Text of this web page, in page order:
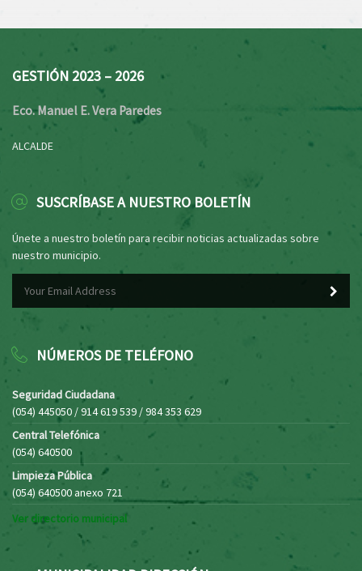
GESTIÓN 2023 – 2026
Eco. Manuel E. Vera Paredes
ALCALDE
SUSCRÍBASE A NUESTRO BOLETÍN
Únete a nuestro boletín para recibir noticias actualizadas sobre
nuestro municipio.
NÚMEROS DE TELÉFONO
Seguridad Ciudadana
(054) 445050 / 914 619 539 / 984 353 629
Central Telefónica
(054) 640500
Limpieza Pública
(054) 640500 anexo 721
Ver directorio municipal